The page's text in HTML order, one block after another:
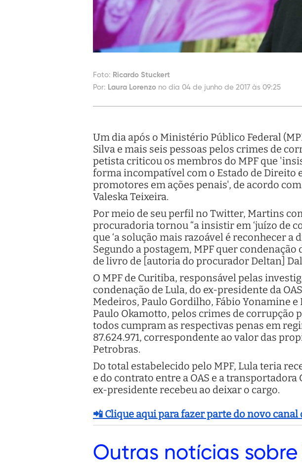
Foto: Ricardo Stuckert
Por: Laura Lorenzo no dia 04 de junho de 2017 às 09:25
Um dia após o Ministério Público Federal
Silva e mais seis pessoas pelos crimes de
petista criticou os membros do MPF que
forma incompatível com o Estado de Direito
promotores em ações penais', de acordo
Valeska Teixeira.
Por meio de seu perfil no Twitter, Martins
procuradoria tornou “a insistir em ‘juízo de
que ‘a solução mais razoável é reconhecer
Segundo a postagem, MPF quer
de livro de [autoria do procurador Deltan]
O MPF de Curitiba, responsável pelas
condenação de Lula, do ex-presidente da
Medeiros, Paulo Gordilho, Fábio Yonamine
Paulo Okamotto, pelos crimes de corrupção
todos cumpram as respectivas penas em
87.624.971, correspondente ao valor das
Petrobras.
Do total estabelecido pelo MPF, Lula teria
e do contrato entre a OAS e a
ex-presidente recebeu ao deixar o cargo.
📲 Clique aqui para fazer parte do novo
Outras notícias sobre